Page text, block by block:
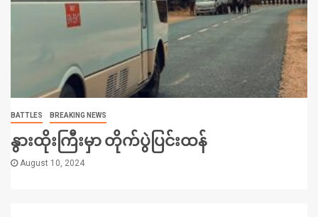
BATTLES BREAKING NEWS
နွားထိုးကြီးမှာ တိုက်ပွဲပြင်းထန်
August 10, 2024